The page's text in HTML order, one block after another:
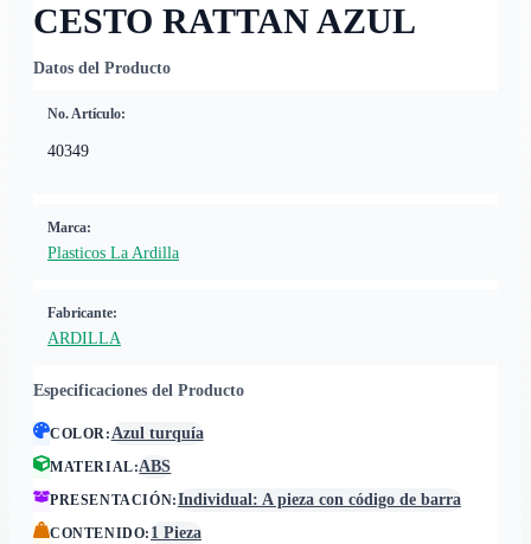
CESTO RATTAN AZUL
Datos del Producto
No. Artículo:
40349
Marca:
Plasticos La Ardilla
Fabricante:
ARDILLA
Especificaciones del Producto
COLOR:Azul turquía
MATERIAL:ABS
PRESENTACIÓN:Individual: A pieza con código de barra
CONTENIDO: 1 Pieza